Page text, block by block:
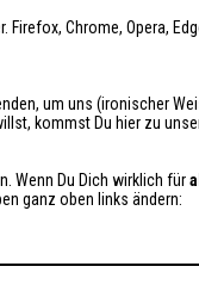
Chrome, Opera,
um uns (ironischer
kommst Du hier zu
Wenn Du Dich wirklich für
ganz oben links ändern: